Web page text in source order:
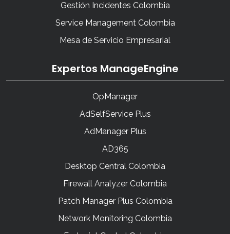
Gestión Incidentes Colombia
Service Management Colombia
Mesa de Servicio Empresarial
Expertos ManageEngine
OpManager
AdSelfService Plus
AdManager Plus
AD365
Desktop Central Colombia
Firewall Analyzer Colombia
Patch Manager Plus Colombia
Network Monitoring Colombia